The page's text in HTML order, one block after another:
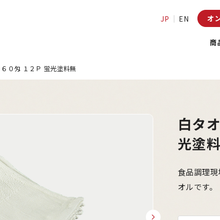
JP EN オ
商
０匁 １２Ｐ 蛍光塗料無
白タ
光塗
食品調理
オルです。